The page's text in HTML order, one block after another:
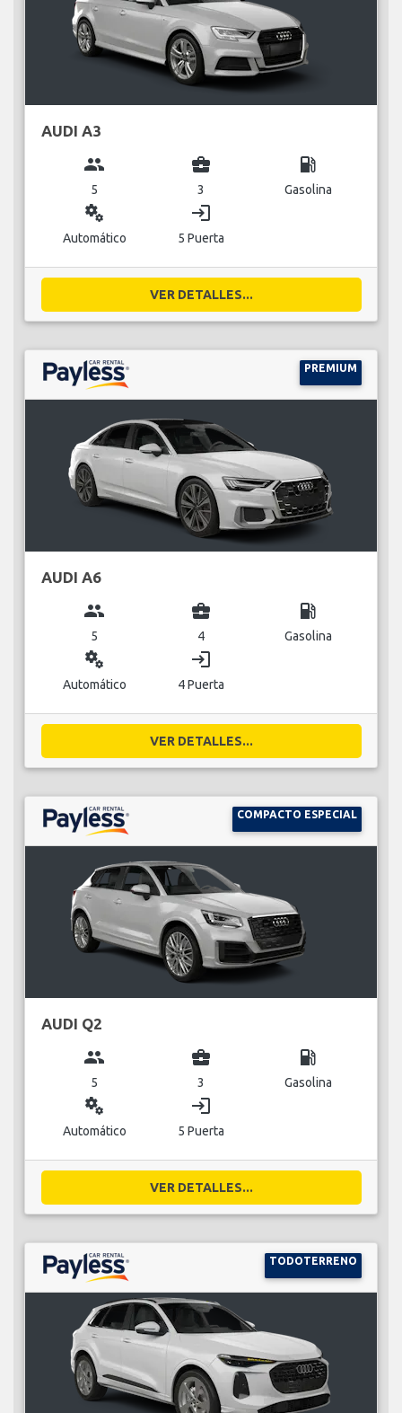
AUDI A3
group
5
business_center
3
local_gas_station
Gasolina
miscellaneous_services
Automático
login
5 Puerta
VER DETALLES...
PREMIUM
AUDI A6
group
5
business_center
4
local_gas_station
Gasolina
miscellaneous_services
Automático
login
4 Puerta
VER DETALLES...
COMPACTO ESPECIAL
AUDI Q2
group
5
business_center
3
local_gas_station
Gasolina
miscellaneous_services
Automático
login
5 Puerta
VER DETALLES...
TODOTERRENO